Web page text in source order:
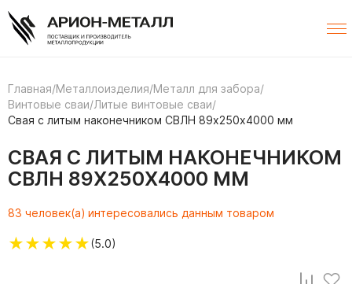
Главная/Металлоизделия/Металл для забора/
Винтовые сваи/Литые винтовые сваи/
Свая с литым наконечником СВЛН 89х250х4000 мм
СВАЯ С ЛИТЫМ НАКОНЕЧНИКОМ
СВЛН 89Х250Х4000 ММ
83 человек(а) интересовались данным товаром
★★★★★(5.0)